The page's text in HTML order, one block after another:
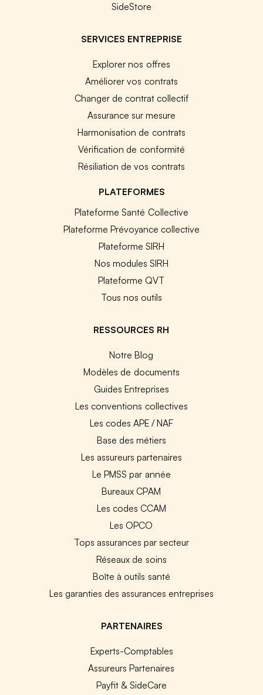
SideStore
SERVICES ENTREPRISE
Explorer nos offres
Améliorer vos contrats
Changer de contrat collectif
Assurance sur mesure
Harmonisation de contrats
Vérification de conformité
Résiliation de vos contrats
PLATEFORMES
Plateforme Santé Collective
Plateforme Prévoyance collective
Plateforme SIRH
Nos modules SIRH
Plateforme QVT
Tous nos outils
RESSOURCES RH
Notre Blog
Modèles de documents
Guides Entreprises
Les conventions collectives
Les codes APE / NAF
Base des métiers
Les assureurs partenaires
Le PMSS par année
Bureaux CPAM
Les codes CCAM
Les OPCO
Tops assurances par secteur
Réseaux de soins
Boîte à outils santé
Les garanties des assurances entreprises
PARTENAIRES
Experts-Comptables
Assureurs Partenaires
Payfit & SideCare